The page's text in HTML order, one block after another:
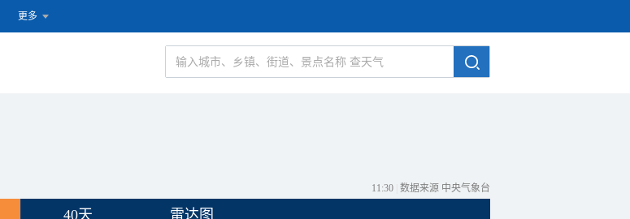
更多
11:30 数据来源 中央气象台
40天 雷达图